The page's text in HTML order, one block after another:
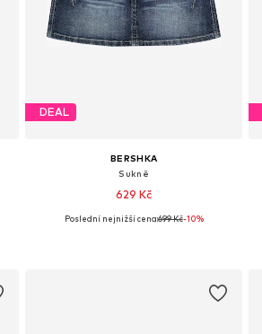
DEAL
BERSHKA
Sukně
629 Kč
Dostupné v mnoha velikostech
Poslední nejnižší cena:699 Kč-10%